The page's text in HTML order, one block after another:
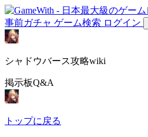
事前ガチャ ゲーム検索 ログイン
シャドウバース攻略wiki
掲示板Q&A
トップに戻る